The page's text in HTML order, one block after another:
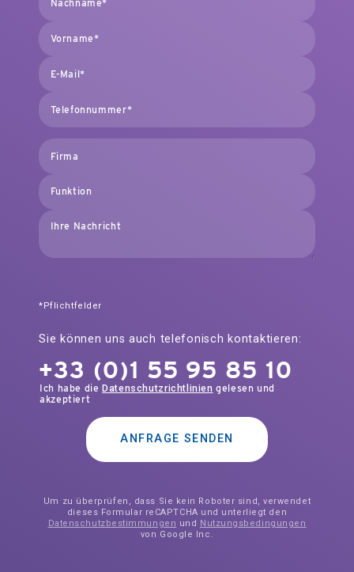
*Pflichtfelder
Sie können uns auch telefonisch kontaktieren:
+33 (0)1 55 95 85 10
Ich habe dieDatenschutzrichtlinien gelesen und
akzeptiert
ANFRAGE SENDEN
Um zu überprüfen, dass Sie kein Roboter sind, verwendet
dieses Formular reCAPTCHA und unterliegt den
Datenschutzbestimmungen und Nutzungsbedingungen
von Google Inc.